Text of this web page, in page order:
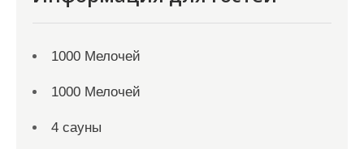
1000 Мелочей
1000 Мелочей
4 сауны